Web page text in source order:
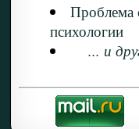
Проблема
психологии
... и